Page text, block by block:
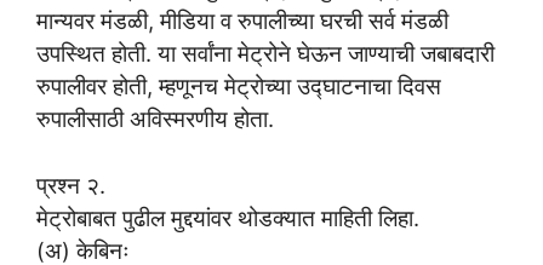
मान्यवर मंडळी, मीडिया व रुपालीच्या घरची सर्व मंडळी
उपस्थित होती. या सर्वांना मेट्रोने घेऊन जाण्याची जबाबदारी
रुपालीवर होती, म्हणूनच मेट्रोच्या उद्घाटनाचा दिवस
रुपालीसाठी अविस्मरणीय होता.
प्रश्न २.
मेट्रोबाबत पुढील मुद्दयांवर थोडक्यात माहिती लिहा.
(अ) केबिनः